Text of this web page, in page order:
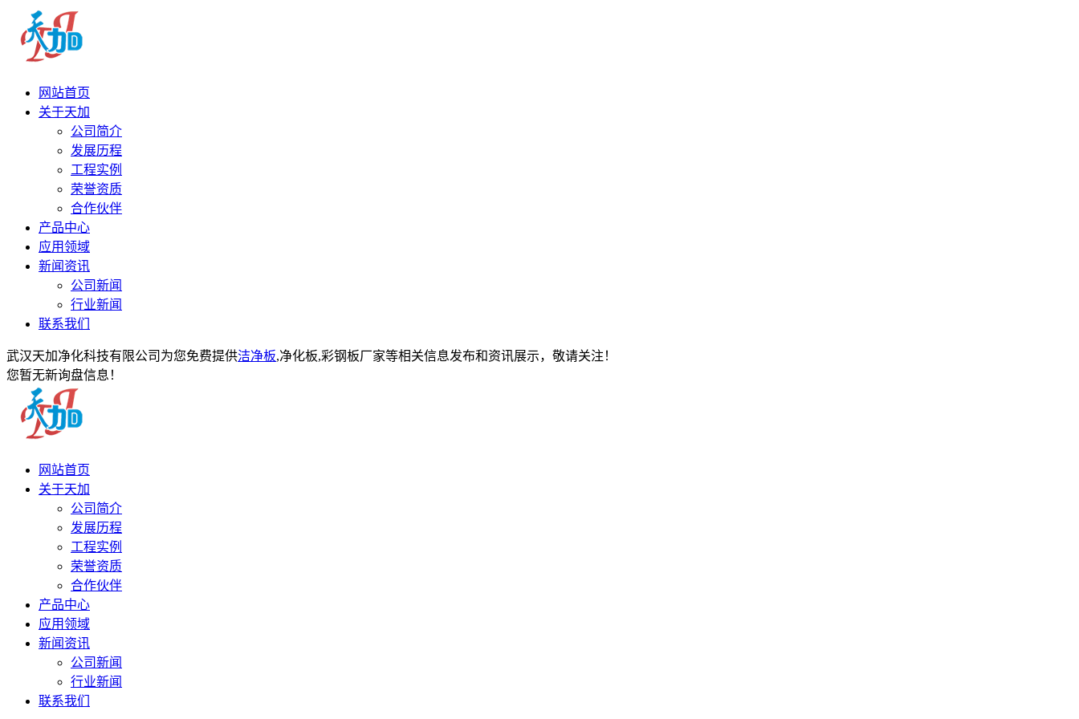
网站首页
关于天加
公司简介
发展历程
工程实例
荣誉资质
合作伙伴
产品中心
应用领域
新闻资讯
公司新闻
行业新闻
联系我们
武汉天加净化科技有限公司为您免费提供洁净板,净化板,彩钢板厂家等相关信息发布和资讯展示，敬请关注！
您暂无新询盘信息！
网站首页
关于天加
公司简介
发展历程
工程实例
荣誉资质
合作伙伴
产品中心
应用领域
新闻资讯
公司新闻
行业新闻
联系我们